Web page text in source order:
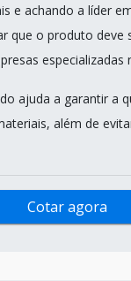
e achando a líder
que o produto deve
especializadas
ajuda a garantir a
além de
Cotar agora